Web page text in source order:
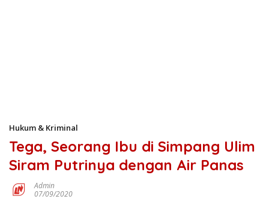
Hukum & Kriminal
Tega, Seorang Ibu di Simpang Ulim
Siram Putrinya dengan Air Panas
Admin
07/09/2020